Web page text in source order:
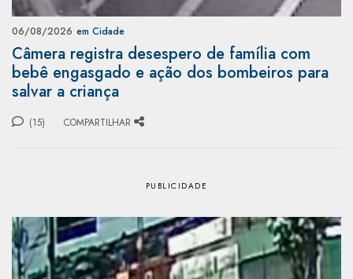
06/08/2026 em Cidade
Câmera registra desespero de família com
bebê engasgado e ação dos bombeiros para
salvar a criança
(15) COMPARTILHAR